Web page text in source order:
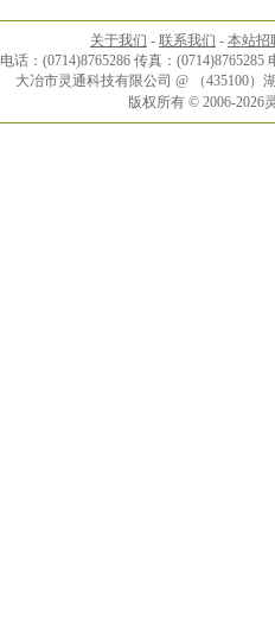
关于我们 - 联系我们 - 本站招
电话：(0714)8765286 传真：(0714)8765285
大冶市灵通科技有限公司 @ （435100
版权所有 © 2006-2026